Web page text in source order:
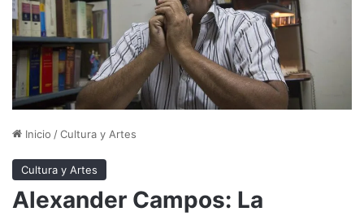
Inicio /Cultura y Artes
Cultura y Artes
Alexander Campos: La